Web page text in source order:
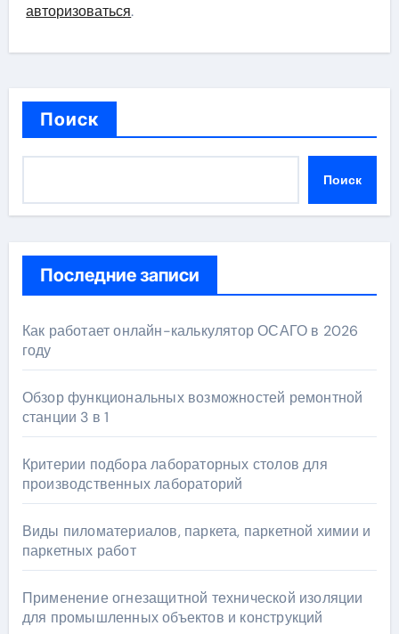
авторизоваться.
Поиск
Поиск
Последние записи
Как работает онлайн-калькулятор ОСАГО в 2026
году
Обзор функциональных возможностей ремонтной
станции 3 в 1
Критерии подбора лабораторных столов для
производственных лабораторий
Виды пиломатериалов, паркета, паркетной химии и
паркетных работ
Применение огнезащитной технической изоляции
для промышленных объектов и конструкций